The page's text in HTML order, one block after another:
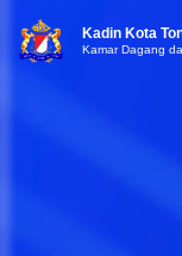
Kadin Kota
Kamar Dagang